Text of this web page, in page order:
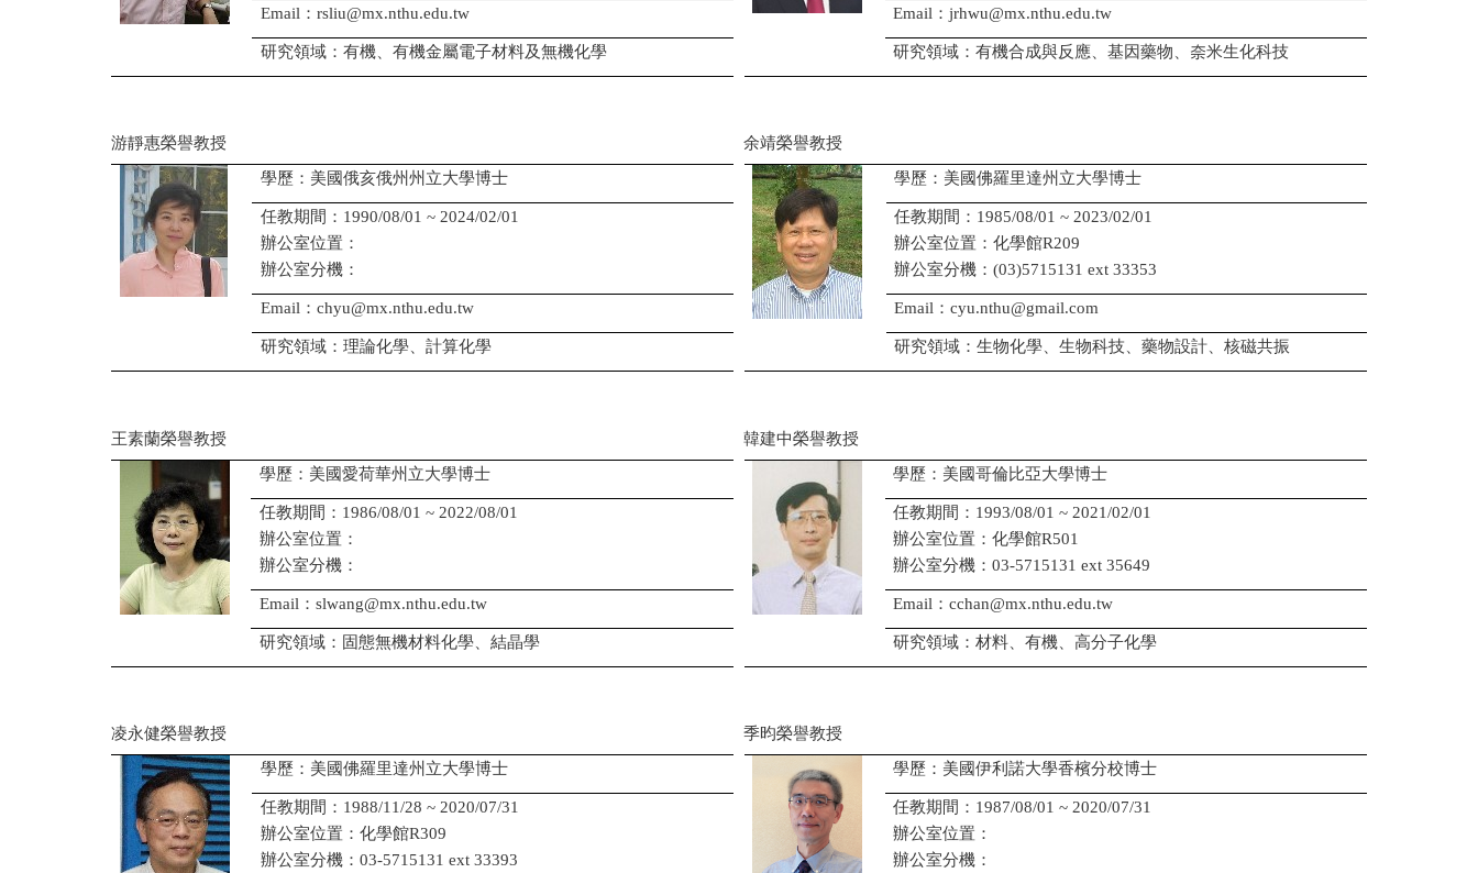
Email：rsliu@mx.nthu.edu.tw
研究領域：有機、有機金屬電子材料及無機化學
Email：jrhwu@mx.nthu.edu.tw
研究領域：有機合成與反應、基因藥物、奈米生化科技
游靜惠榮譽教授
學歷：美國俄亥俄州州立大學博士
任教期間：1990/08/01 ~ 2024/02/01
辦公室位置：
辦公室分機：
Email：chyu@mx.nthu.edu.tw
研究領域：理論化學、計算化學
余靖榮譽教授
學歷：美國佛羅里達州立大學博士
任教期間：1985/08/01 ~ 2023/02/01
辦公室位置：化學館R209
辦公室分機：(03)5715131 ext 33353
Email：cyu.nthu@gmail.com
研究領域：生物化學、生物科技、藥物設計、核磁共振
王素蘭榮譽教授
學歷：美國愛荷華州立大學博士
任教期間：1986/08/01 ~ 2022/08/01
辦公室位置：
辦公室分機：
Email：slwang@mx.nthu.edu.tw
研究領域：固態無機材料化學、結晶學
韓建中榮譽教授
學歷：美國哥倫比亞大學博士
任教期間：1993/08/01 ~ 2021/02/01
辦公室位置：化學館R501
辦公室分機：03-5715131 ext 35649
Email：cchan@mx.nthu.edu.tw
研究領域：材料、有機、高分子化學
凌永健榮譽教授
學歷：美國佛羅里達州立大學博士
任教期間：1988/11/28 ~ 2020/07/31
辦公室位置：化學館R309
辦公室分機：03-5715131 ext 33393
季昀榮譽教授
學歷：美國伊利諾大學香檳分校博士
任教期間：1987/08/01 ~ 2020/07/31
辦公室位置：
辦公室分機：